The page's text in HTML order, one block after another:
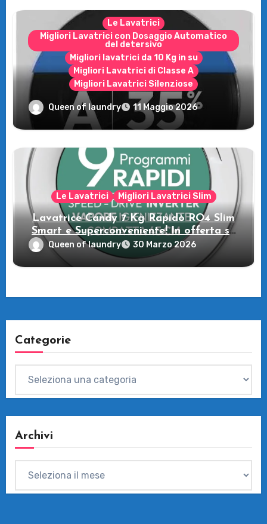
Le Lavatrici
Migliori Lavatrici con Dosaggio Automatico
del detersivo
Migliori lavatrici da 10 Kg in su
Migliori Lavatrici di Classe A
Migliori Lavatrici Silenziose
Recensione della Lavatrice Candy
MultiWash: Innovazione e flessibilità a
casa tua!
Queen of laundry 11 Maggio 2026
Le Lavatrici Migliori Lavatrici Slim
Lavatrice Candy 7 Kg Rapidò RO4 Slim
Smart e Superconveniente! In offerta su
Amazon
Queen of laundry 30 Marzo 2026
Categorie
Archivi